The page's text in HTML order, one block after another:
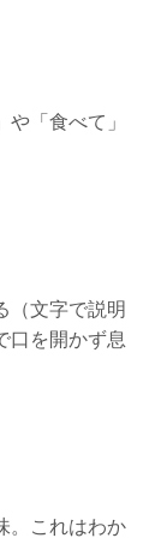
「食べて」
（文字で説明
口を開かず息
。これはわか